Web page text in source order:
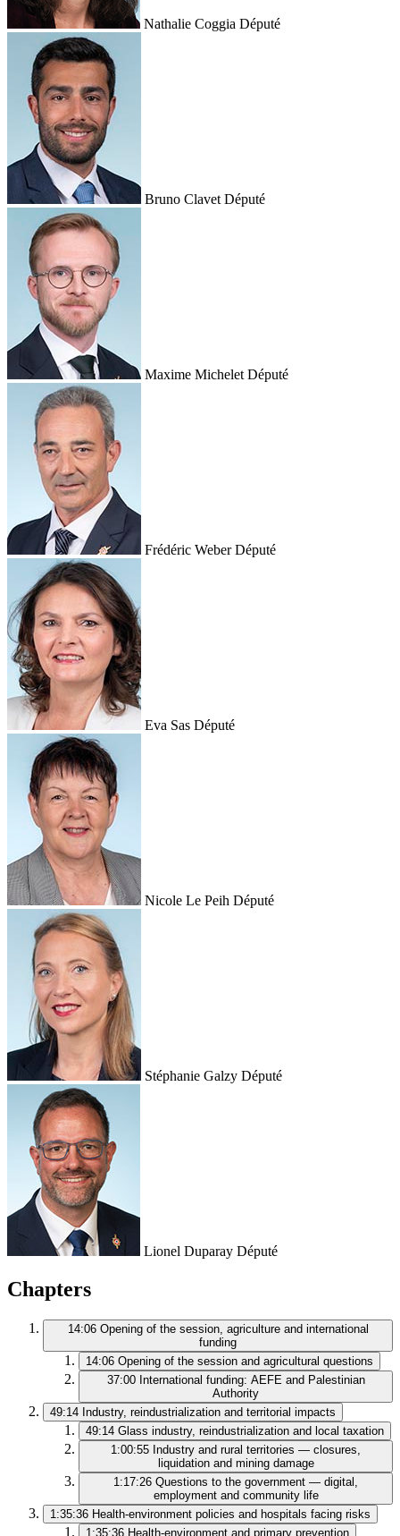
Nathalie Coggia Député
Bruno Clavet Député
Maxime Michelet Député
Frédéric Weber Député
Eva Sas Député
Nicole Le Peih Député
Stéphanie Galzy Député
Lionel Duparay Député
Chapters
14:06 Opening of the session, agriculture and international
funding
14:06 Opening of the session and agricultural questions
37:00 International funding: AEFE and Palestinian
Authority
49:14 Industry, reindustrialization and territorial impacts
49:14 Glass industry, reindustrialization and local taxation
1:00:55 Industry and rural territories — closures,
liquidation and mining damage
1:17:26 Questions to the government — digital,
employment and community life
1:35:36 Health-environment policies and hospitals facing risks
1:35:36 Health-environment and primary prevention